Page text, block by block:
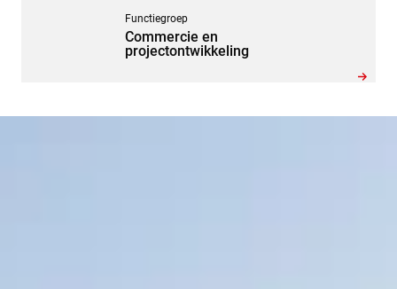
Functiegroep
Commercie en
projectontwikkeling